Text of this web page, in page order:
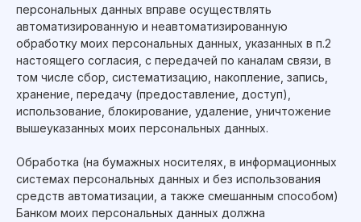
персональных данных вправе осуществлять
автоматизированную и неавтоматизированную
обработку моих персональных данных, указанных в п.2
настоящего согласия, с передачей по каналам связи, в
том числе сбор, систематизацию, накопление, запись,
хранение, передачу (предоставление, доступ),
использование, блокирование, удаление, уничтожение
вышеуказанных моих персональных данных.
Обработка (на бумажных носителях, в информационных
системах персональных данных и без использования
средств автоматизации, а также смешанным способом)
Банком моих персональных данных должна